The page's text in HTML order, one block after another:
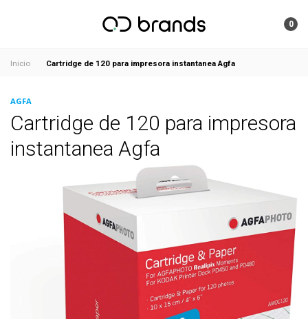
0
Inicio Cartridge de 120 para impresora instantanea Agfa
AGFA
Cartridge de 120 para impresora
instantanea Agfa